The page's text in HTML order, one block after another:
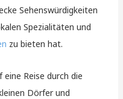
Sehenswürdigkeiten
Spezialitäten und
zu bieten hat.
Reise durch die
Dörfer und